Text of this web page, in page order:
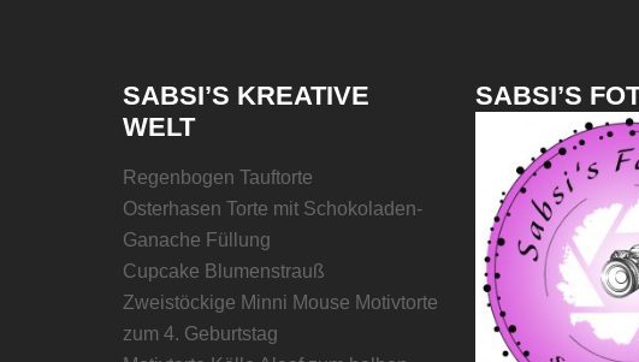
SABSI’S KREATIVE
WELT
Regenbogen Tauftorte
Osterhasen Torte mit Schokoladen-
Ganache Füllung
Cupcake Blumenstrauß
Zweistöckige Minni Mouse Motivtorte
zum 4. Geburtstag
SABSI’S